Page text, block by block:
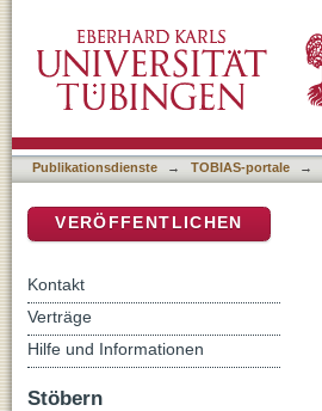
Jugendarbeit
Publikationsdienste → TOBIAS-portale →
VERÖFFENTLICHEN
Kontakt
Verträge
Hilfe und Informationen
Stöbern